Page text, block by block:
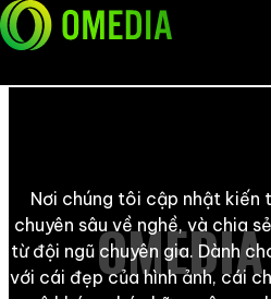
Nơi chúng tôi cập nhật kiến
chuyên sâu về nghề, và chia
từ đội ngũ chuyên gia. Dành
với cái đẹp của hình ảnh, cái